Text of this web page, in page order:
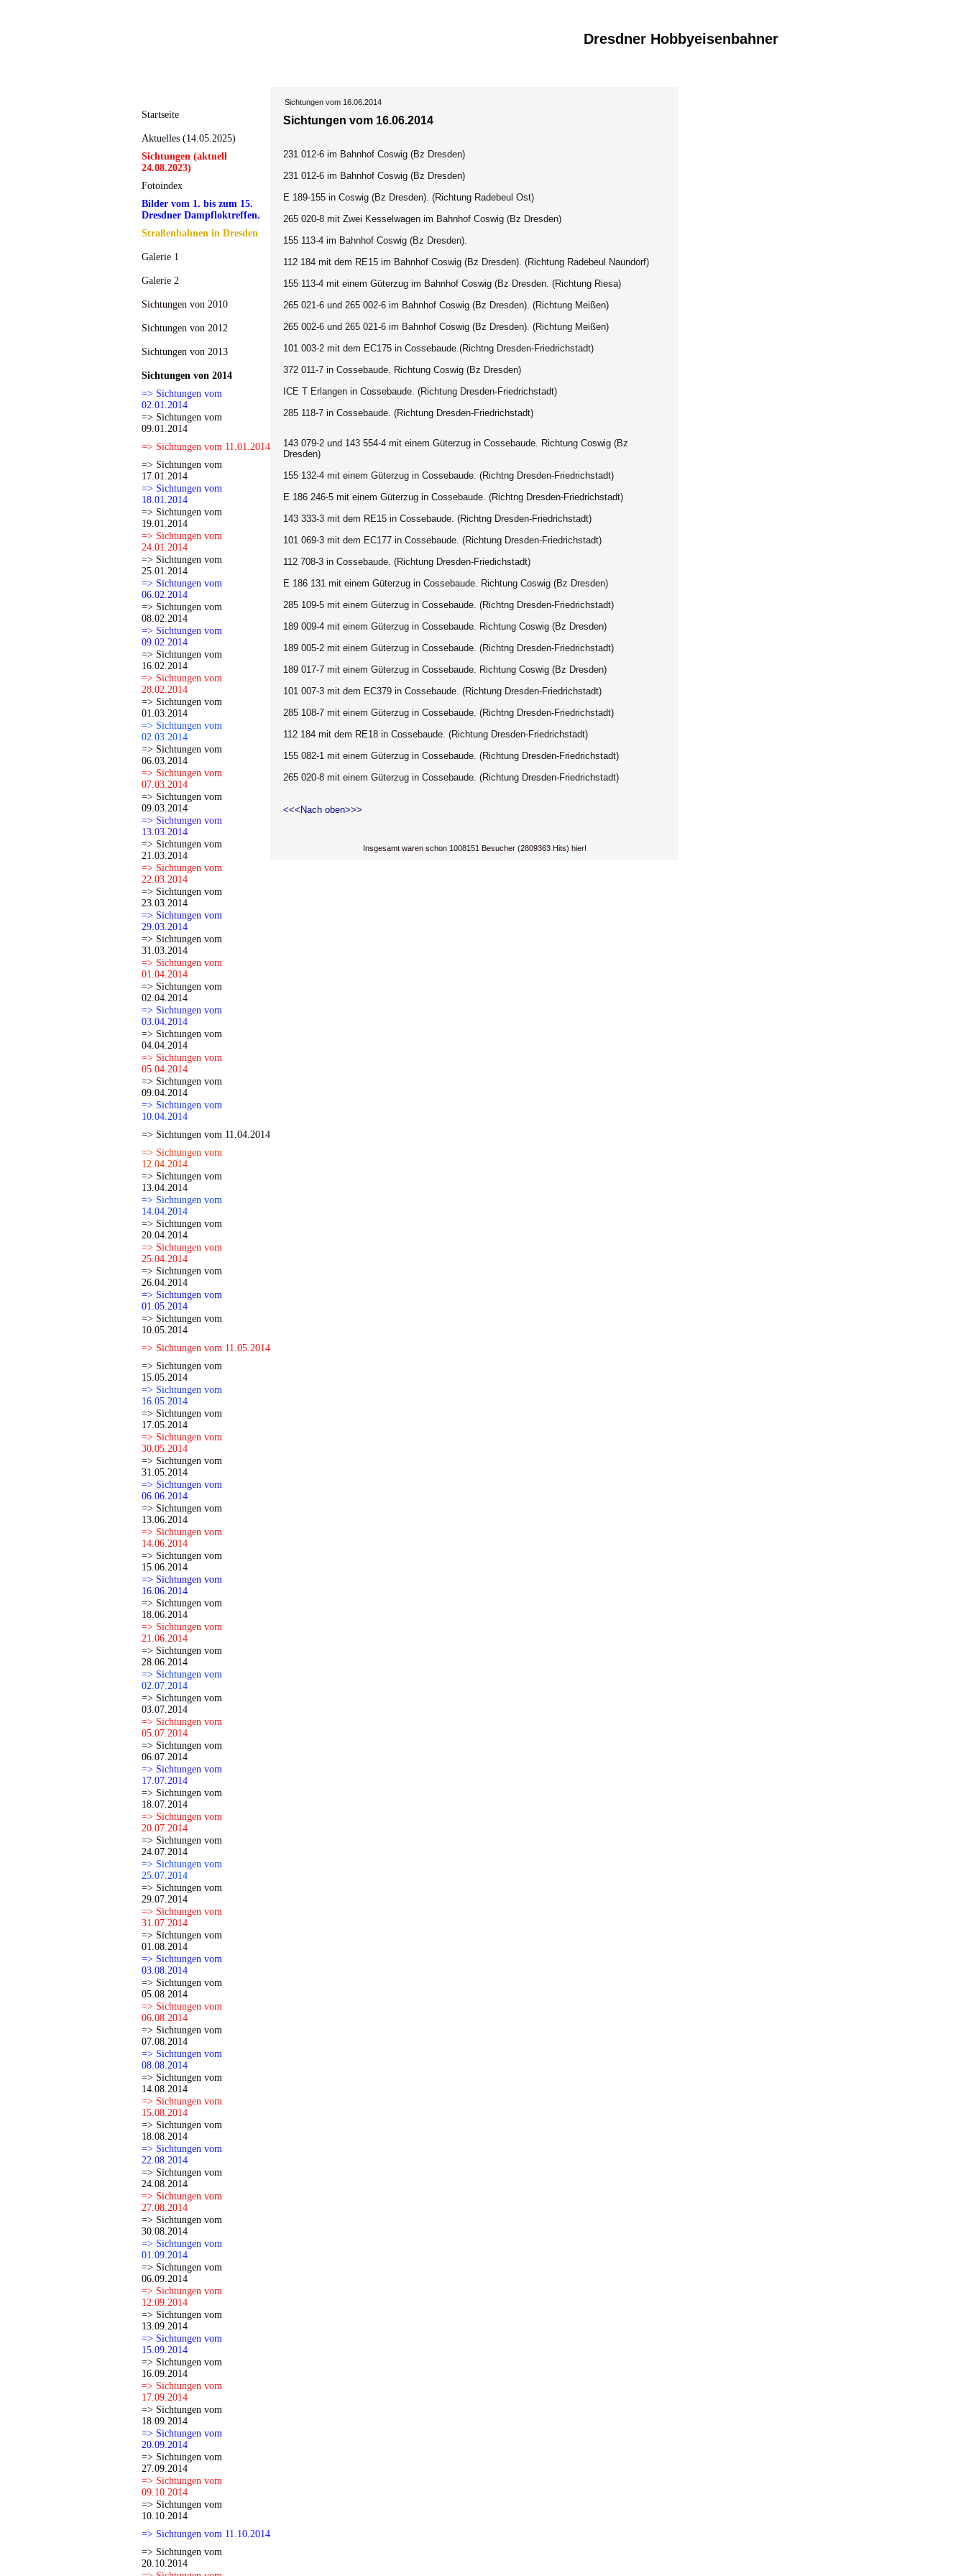
Dresdner Hobbyeisenbahner
Startseite
Aktuelles (14.05.2025)
Sichtungen (aktuell
24.08.2023)
Fotoindex
Bilder vom 1. bis zum 15.
Dresdner Dampfloktreffen.
Straßenbahnen in Dresden
Galerie 1
Galerie 2
Sichtungen von 2010
Sichtungen von 2012
Sichtungen von 2013
Sichtungen von 2014
=> Sichtungen vom
02.01.2014
=> Sichtungen vom
09.01.2014
=> Sichtungen vom 11.01.2014
=> Sichtungen vom
17.01.2014
=> Sichtungen vom
18.01.2014
=> Sichtungen vom
19.01.2014
=> Sichtungen vom
24.01.2014
=> Sichtungen vom
25.01.2014
=> Sichtungen vom
06.02.2014
=> Sichtungen vom
08.02.2014
=> Sichtungen vom
09.02.2014
=> Sichtungen vom
16.02.2014
=> Sichtungen vom
28.02.2014
=> Sichtungen vom
01.03.2014
=> Sichtungen vom
02.03.2014
=> Sichtungen vom
06.03.2014
=> Sichtungen vom
07.03.2014
=> Sichtungen vom
09.03.2014
=> Sichtungen vom
13.03.2014
=> Sichtungen vom
21.03.2014
=> Sichtungen vom
22.03.2014
=> Sichtungen vom
23.03.2014
=> Sichtungen vom
29.03.2014
=> Sichtungen vom
31.03.2014
=> Sichtungen vom
01.04.2014
=> Sichtungen vom
02.04.2014
=> Sichtungen vom
03.04.2014
=> Sichtungen vom
04.04.2014
=> Sichtungen vom
05.04.2014
=> Sichtungen vom
09.04.2014
=> Sichtungen vom
10.04.2014
=> Sichtungen vom 11.04.2014
=> Sichtungen vom
12.04.2014
=> Sichtungen vom
13.04.2014
=> Sichtungen vom
14.04.2014
=> Sichtungen vom
20.04.2014
=> Sichtungen vom
25.04.2014
=> Sichtungen vom
26.04.2014
=> Sichtungen vom
01.05.2014
=> Sichtungen vom
10.05.2014
=> Sichtungen vom 11.05.2014
=> Sichtungen vom
15.05.2014
=> Sichtungen vom
16.05.2014
=> Sichtungen vom
17.05.2014
=> Sichtungen vom
30.05.2014
=> Sichtungen vom
31.05.2014
=> Sichtungen vom
06.06.2014
=> Sichtungen vom
13.06.2014
=> Sichtungen vom
14.06.2014
=> Sichtungen vom
15.06.2014
=> Sichtungen vom
16.06.2014
=> Sichtungen vom
18.06.2014
=> Sichtungen vom
21.06.2014
=> Sichtungen vom
28.06.2014
=> Sichtungen vom
02.07.2014
=> Sichtungen vom
03.07.2014
=> Sichtungen vom
05.07.2014
=> Sichtungen vom
06.07.2014
=> Sichtungen vom
17.07.2014
=> Sichtungen vom
18.07.2014
=> Sichtungen vom
20.07.2014
=> Sichtungen vom
24.07.2014
=> Sichtungen vom
25.07.2014
=> Sichtungen vom
29.07.2014
=> Sichtungen vom
31.07.2014
=> Sichtungen vom
01.08.2014
=> Sichtungen vom
03.08.2014
=> Sichtungen vom
05.08.2014
=> Sichtungen vom
06.08.2014
=> Sichtungen vom
07.08.2014
=> Sichtungen vom
08.08.2014
=> Sichtungen vom
14.08.2014
=> Sichtungen vom
15.08.2014
=> Sichtungen vom
18.08.2014
=> Sichtungen vom
22.08.2014
=> Sichtungen vom
24.08.2014
=> Sichtungen vom
27.08.2014
=> Sichtungen vom
30.08.2014
=> Sichtungen vom
01.09.2014
=> Sichtungen vom
06.09.2014
=> Sichtungen vom
12.09.2014
=> Sichtungen vom
13.09.2014
=> Sichtungen vom
15.09.2014
=> Sichtungen vom
16.09.2014
=> Sichtungen vom
17.09.2014
=> Sichtungen vom
18.09.2014
=> Sichtungen vom
20.09.2014
=> Sichtungen vom
27.09.2014
=> Sichtungen vom
09.10.2014
=> Sichtungen vom
10.10.2014
=> Sichtungen vom 11.10.2014
=> Sichtungen vom
20.10.2014
Sichtungen vom 16.06.2014
Sichtungen vom 16.06.2014
231 012-6 im Bahnhof Coswig (Bz Dresden)
231 012-6 im Bahnhof Coswig (Bz Dresden)
E 189-155 in Coswig (Bz Dresden). (Richtung Radebeul Ost)
265 020-8 mit Zwei Kesselwagen im Bahnhof Coswig (Bz Dresden)
155 113-4 im Bahnhof Coswig (Bz Dresden).
112 184 mit dem RE15 im Bahnhof Coswig (Bz Dresden). (Richtung Radebeul Naundorf)
155 113-4 mit einem Güterzug im Bahnhof Coswig (Bz Dresden. (Richtung Riesa)
265 021-6 und 265 002-6 im Bahnhof Coswig (Bz Dresden). (Richtung Meißen)
265 002-6 und 265 021-6 im Bahnhof Coswig (Bz Dresden). (Richtung Meißen)
101 003-2 mit dem EC175 in Cossebaude.(Richtng Dresden-Friedrichstadt)
372 011-7 in Cossebaude. Richtung Coswig (Bz Dresden)
ICE T Erlangen in Cossebaude. (Richtung Dresden-Friedrichstadt)
285 118-7 in Cossebaude. (Richtung Dresden-Friedrichstadt)
143 079-2 und 143 554-4 mit einem Güterzug in Cossebaude. Richtung Coswig (Bz
Dresden)
155 132-4 mit einem Güterzug in Cossebaude. (Richtng Dresden-Friedrichstadt)
E 186 246-5 mit einem Güterzug in Cossebaude. (Richtng Dresden-Friedrichstadt)
143 333-3 mit dem RE15 in Cossebaude. (Richtng Dresden-Friedrichstadt)
101 069-3 mit dem EC177 in Cossebaude. (Richtung Dresden-Friedrichstadt)
112 708-3 in Cossebaude. (Richtung Dresden-Friedichstadt)
E 186 131 mit einem Güterzug in Cossebaude. Richtung Coswig (Bz Dresden)
285 109-5 mit einem Güterzug in Cossebaude. (Richtng Dresden-Friedrichstadt)
189 009-4 mit einem Güterzug in Cossebaude. Richtung Coswig (Bz Dresden)
189 005-2 mit einem Güterzug in Cossebaude. (Richtng Dresden-Friedrichstadt)
189 017-7 mit einem Güterzug in Cossebaude. Richtung Coswig (Bz Dresden)
101 007-3 mit dem EC379 in Cossebaude. (Richtung Dresden-Friedrichstadt)
285 108-7 mit einem Güterzug in Cossebaude. (Richtng Dresden-Friedrichstadt)
112 184 mit dem RE18 in Cossebaude. (Richtung Dresden-Friedrichstadt)
155 082-1 mit einem Güterzug in Cossebaude. (Richtung Dresden-Friedrichstadt)
265 020-8 mit einem Güterzug in Cossebaude. (Richtung Dresden-Friedrichstadt)
<<<Nach oben>>>
Insgesamt waren schon 1008151 Besucher (2809363 Hits) hier!